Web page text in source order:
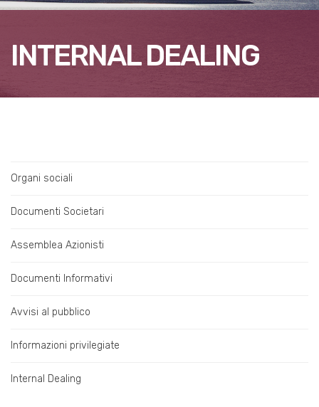
INTERNAL DEALING
Organi sociali
Documenti Societari
Assemblea Azionisti
Documenti Informativi
Avvisi al pubblico
Informazioni privilegiate
Internal Dealing